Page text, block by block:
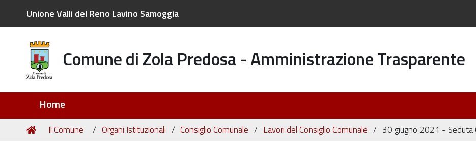
Unione Valli del Reno Lavino Samoggia
Comune di Zola Predosa - Amministrazione Trasparente
Home
Tu
Home
Il Comune Organi Istituzionali Consiglio Comunale Lavori del Consiglio Comunale 30 giugno 2021 - Seduta